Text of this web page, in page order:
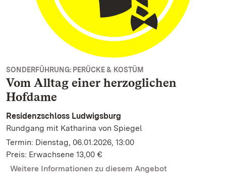
SONDERFÜHRUNG: PERÜCKE & KOSTÜM
Vom Alltag einer herzoglichen
Hofdame
Residenzschloss Ludwigsburg
Rundgang mit Katharina von Spiegel
Termin: Dienstag, 06.01.2026, 13:00
Preis: Erwachsene 13,00 €
Weitere Informationen zu diesem Angebot